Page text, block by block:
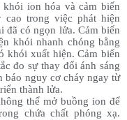
khói ion hóa và cảm biến
trong việc phát hiện
có ngọn lửa. Cảm biến
khói nhanh chóng bằng
khói xuất hiện. Cảm biến
đo sự thay đổi ánh sáng
báo nguy cơ cháy ngay từ
thành lửa.
thể mở buồng ion để
chứa chất phóng xạ.